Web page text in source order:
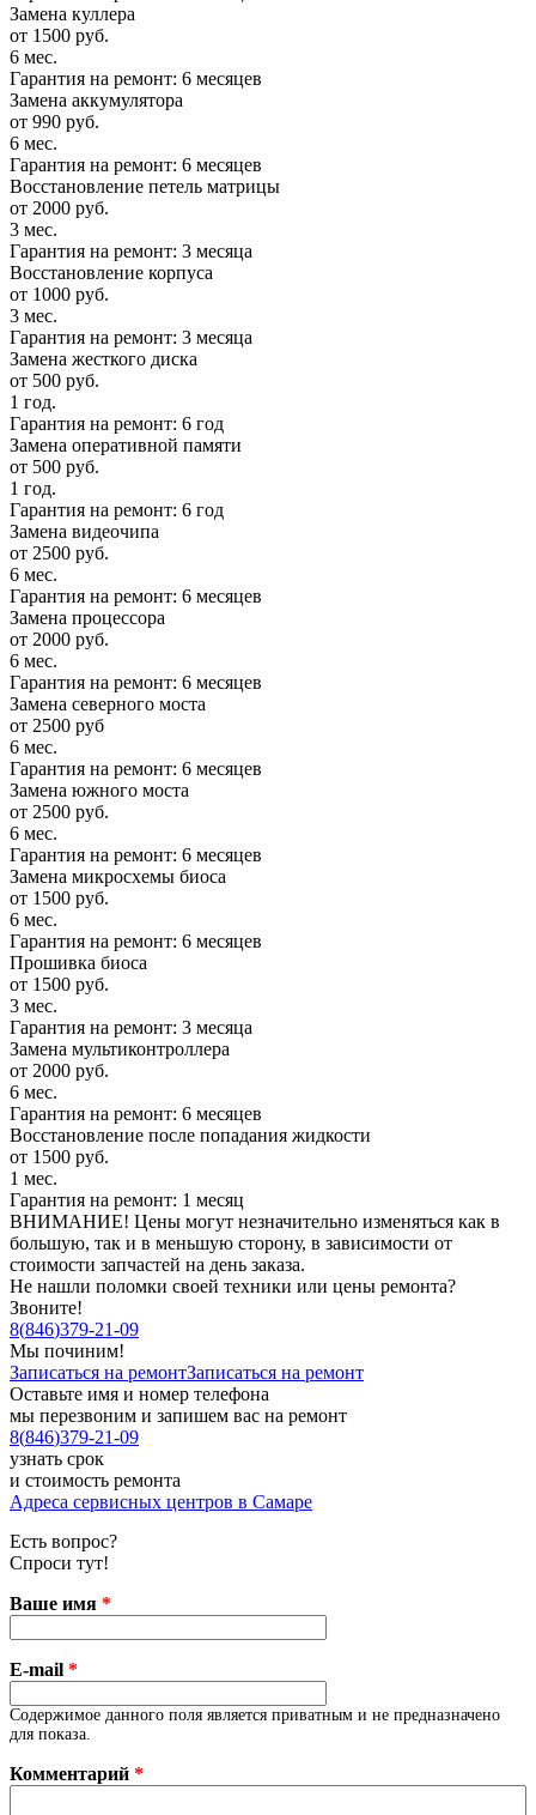
Замена куллера
от 1500 руб.
6 мес.
Гарантия на ремонт: 6 месяцев
Замена аккумулятора
от 990 руб.
6 мес.
Гарантия на ремонт: 6 месяцев
Восстановление петель матрицы
от 2000 руб.
3 мес.
Гарантия на ремонт: 3 месяца
Восстановление корпуса
от 1000 руб.
3 мес.
Гарантия на ремонт: 3 месяца
Замена жесткого диска
от 500 руб.
1 год.
Гарантия на ремонт: 6 год
Замена оперативной памяти
от 500 руб.
1 год.
Гарантия на ремонт: 6 год
Замена видеочипа
от 2500 руб.
6 мес.
Гарантия на ремонт: 6 месяцев
Замена процессора
от 2000 руб.
6 мес.
Гарантия на ремонт: 6 месяцев
Замена северного моста
от 2500 руб
6 мес.
Гарантия на ремонт: 6 месяцев
Замена южного моста
от 2500 руб.
6 мес.
Гарантия на ремонт: 6 месяцев
Замена микросхемы биоса
от 1500 руб.
6 мес.
Гарантия на ремонт: 6 месяцев
Прошивка биоса
от 1500 руб.
3 мес.
Гарантия на ремонт: 3 месяца
Замена мультиконтроллера
от 2000 руб.
6 мес.
Гарантия на ремонт: 6 месяцев
Восстановление после попадания жидкости
от 1500 руб.
1 мес.
Гарантия на ремонт: 1 месяц
ВНИМАНИЕ! Цены могут незначительно изменяться как в
большую, так и в меньшую сторону, в зависимости от
стоимости запчастей на день заказа.
Не нашли поломки своей техники или цены ремонта?
Звоните!
8(846)379-21-09
Мы починим!
Записаться на ремонтЗаписаться на ремонт
Оставьте имя и номер телефона
мы перезвоним и запишем вас на ремонт
8(846)379-21-09
узнать срок
и стоимость ремонта
Адреса сервисных центров в Самаре
Есть вопрос?
Спроси тут!
Ваше имя *
E-mail *
Содержимое данного поля является приватным и не предназначено
для показа.
Комментарий *